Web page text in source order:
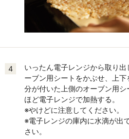
4
いったん電子レンジから取り
ーブン用シートをかぶせ、上
分が付いた上側のオーブン用
ほど電子レンジで加熱する。
※やけどに注意してください。
※電子レンジの庫内に水滴が出
さい。